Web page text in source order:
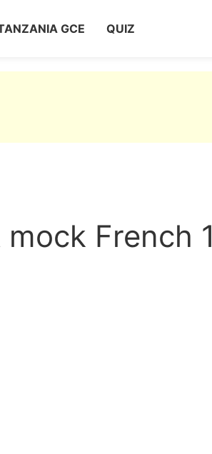
GCE QUIZ
French 1